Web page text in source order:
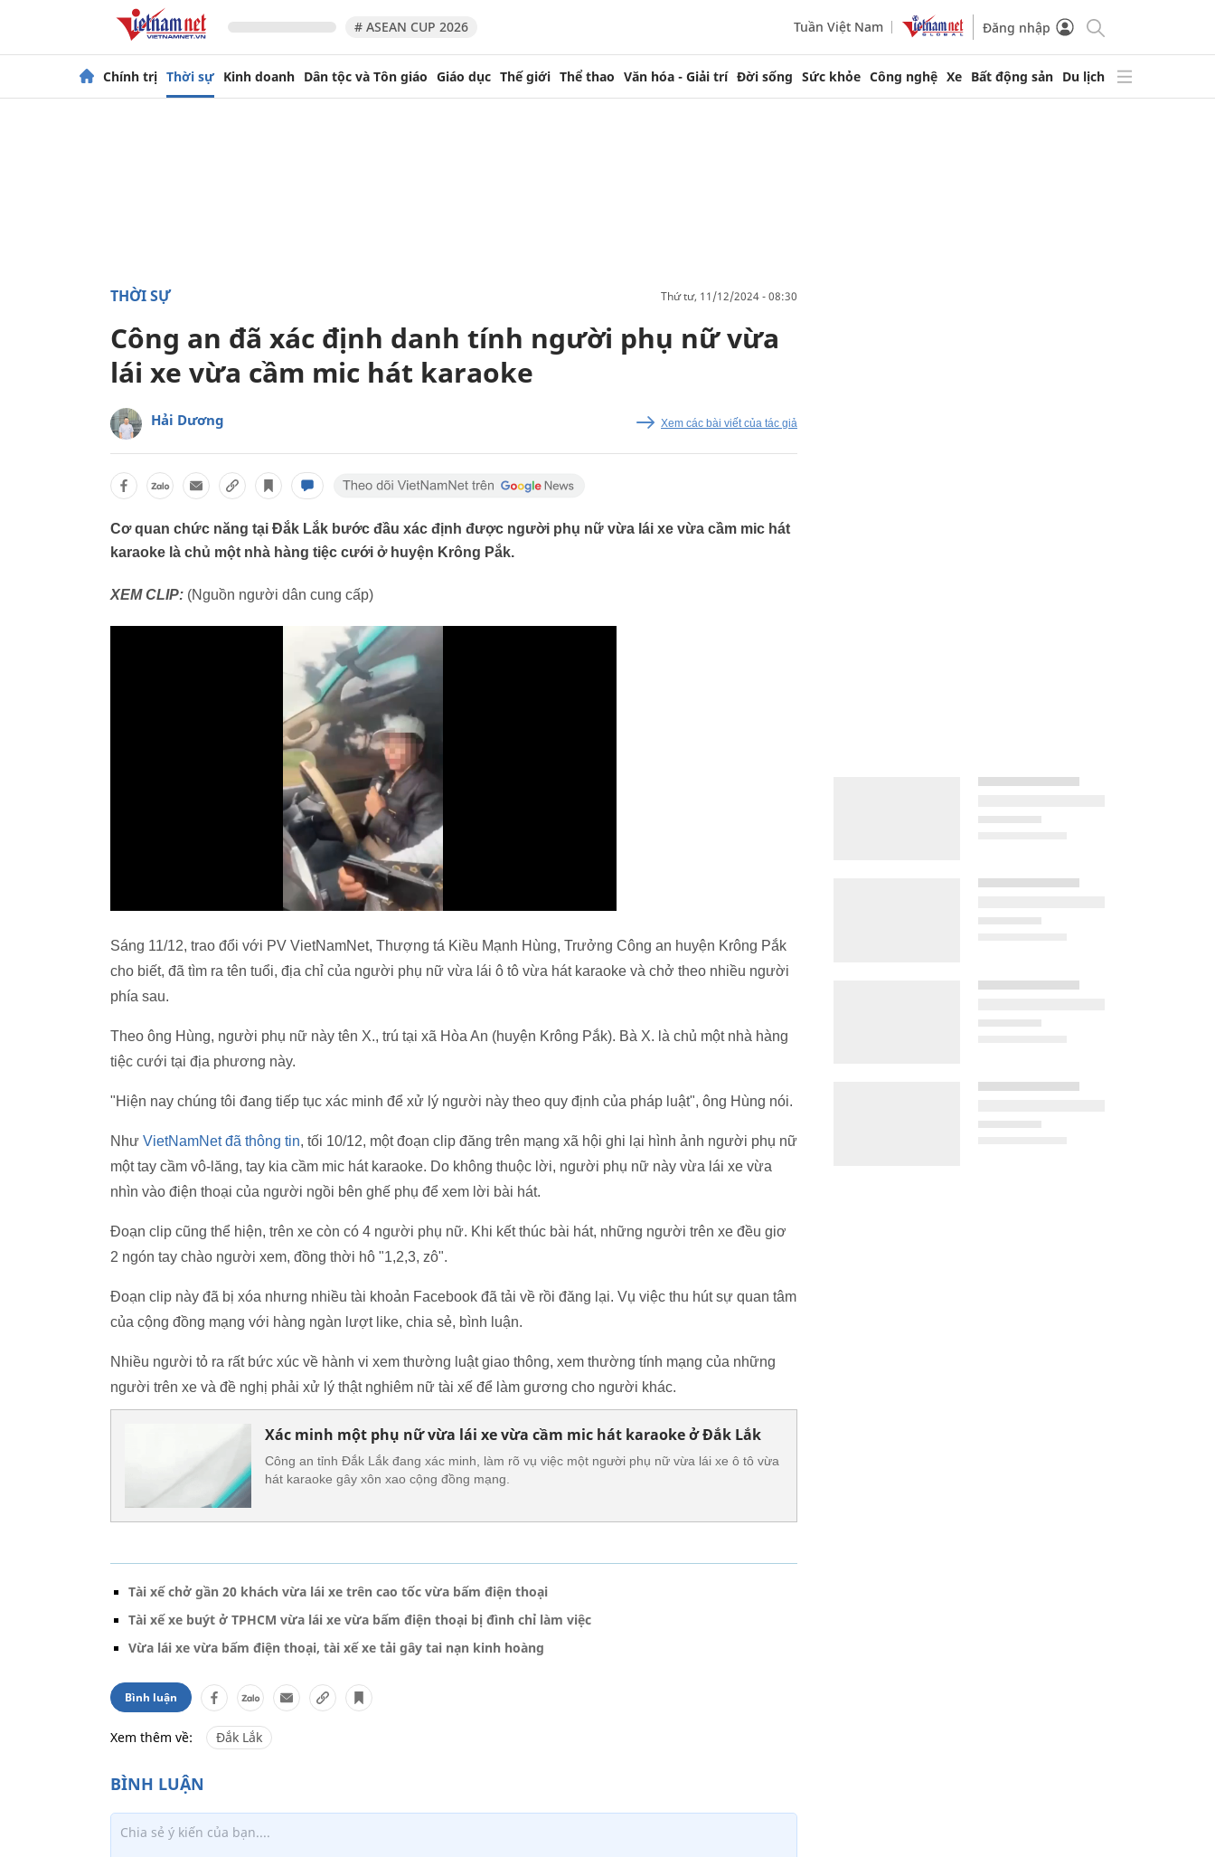
# ASEAN CUP 2026 Tuần Việt Nam Đăng nhập
Chính trị Thời sự Kinh doanh Dân tộc và Tôn giáo Giáo dục Thế giới Thể thao Văn hóa - Giải trí Đời sống Sức khỏe Công nghệ Xe Bất động sản Du lịch
THỜI SỰ thứ tư, 11/12/2024 - 08:30
Công an đã xác định danh tính người phụ nữ vừa
lái xe vừa cầm mic hát karaoke
Hải Dương Xem các bài viết của tác giả
Cơ quan chức năng tại Đắk Lắk bước đầu xác định được người phụ nữ vừa lái xe vừa cầm mic hát
karaoke là chủ một nhà hàng tiệc cưới ở huyện Krông Pắk.
XEM CLIP: (Nguồn người dân cung cấp)
Sáng 11/12, trao đổi với PV VietNamNet, Thượng tá Kiều Mạnh Hùng, Trưởng Công an huyện Krông Pắk
cho biết, đã tìm ra tên tuổi, địa chỉ của người phụ nữ vừa lái ô tô vừa hát karaoke và chở theo nhiều người
phía sau.
Theo ông Hùng, người phụ nữ này tên X., trú tại xã Hòa An (huyện Krông Pắk). Bà X. là chủ một nhà hàng
tiệc cưới tại địa phương này.
"Hiện nay chúng tôi đang tiếp tục xác minh để xử lý người này theo quy định của pháp luật", ông Hùng nói.
Như VietNamNet đã thông tin, tối 10/12, một đoạn clip đăng trên mạng xã hội ghi lại hình ảnh người phụ nữ
một tay cầm vô-lăng, tay kia cầm mic hát karaoke. Do không thuộc lời, người phụ nữ này vừa lái xe vừa
nhìn vào điện thoại của người ngồi bên ghế phụ để xem lời bài hát.
Đoạn clip cũng thể hiện, trên xe còn có 4 người phụ nữ. Khi kết thúc bài hát, những người trên xe đều giơ
2 ngón tay chào người xem, đồng thời hô "1,2,3, zô".
Đoạn clip này đã bị xóa nhưng nhiều tài khoản Facebook đã tải về rồi đăng lại. Vụ việc thu hút sự quan tâm
của cộng đồng mạng với hàng ngàn lượt like, chia sẻ, bình luận.
Nhiều người tỏ ra rất bức xúc về hành vi xem thường luật giao thông, xem thường tính mạng của những
người trên xe và đề nghị phải xử lý thật nghiêm nữ tài xế để làm gương cho người khác.
Xác minh một phụ nữ vừa lái xe vừa cầm mic hát karaoke ở Đắk Lắk
Công an tỉnh Đắk Lắk đang xác minh, làm rõ vụ việc một người phụ nữ vừa lái xe ô tô vừa
hát karaoke gây xôn xao cộng đồng mạng.
Tài xế chở gần 20 khách vừa lái xe trên cao tốc vừa bấm điện thoại
Tài xế xe buýt ở TPHCM vừa lái xe vừa bấm điện thoại bị đình chỉ làm việc
Vừa lái xe vừa bấm điện thoại, tài xế xe tải gây tai nạn kinh hoàng
Bình luận
Xem thêm về: Đắk Lắk